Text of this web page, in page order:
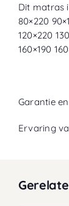
Dit matras
80×220
120×220
160×190
Garantie
Ervaring